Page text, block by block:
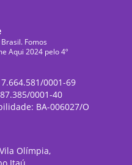
Fomos
Aqui 2024 pelo 4º
0001-69
0001-40
BA-006027/O
Olímpia,